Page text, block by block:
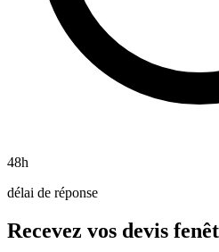
48h
délai de réponse
Recevez vos devis